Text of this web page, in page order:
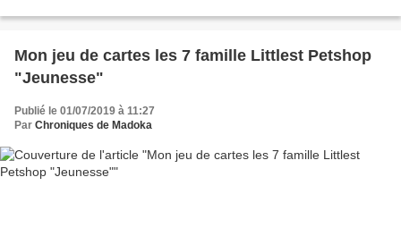
Mon jeu de cartes les 7 famille Littlest Petshop
"Jeunesse"
Publié le 01/07/2019 à 11:27
Par Chroniques de Madoka